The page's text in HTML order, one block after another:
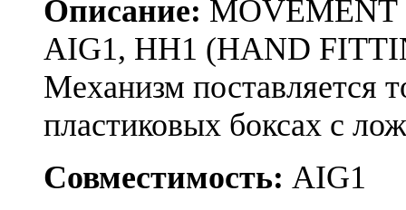
Описание: MOVEMENT
AIG1, HH1 (HAND
Механизм поставляется
пластиковых боксах с
Совместимость: AIG1